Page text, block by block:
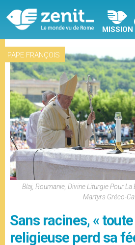
MISSION
PAPE FRANÇOIS
Blaj, Roumanie, Divine Liturgie Pour
Martyrs Gréco-
Sans racines, «
religieuse perd sa